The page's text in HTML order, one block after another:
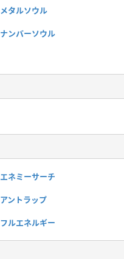
メタルソウル
ナンバーソウル
エネミーサーチ
アントラップ
フルエネルギー